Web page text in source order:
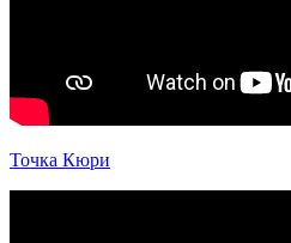
Точка Кюри